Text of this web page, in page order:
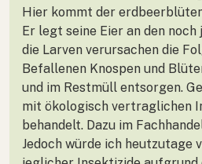
Hier kommt der
Er legt seine Eier an den noch
die Larven verursachen die
Befallenen Knospen und
und im Restmüll entsorgen.
mit ökologisch vertraglichen
behandelt. Dazu im
Jedoch würde ich heutzutage